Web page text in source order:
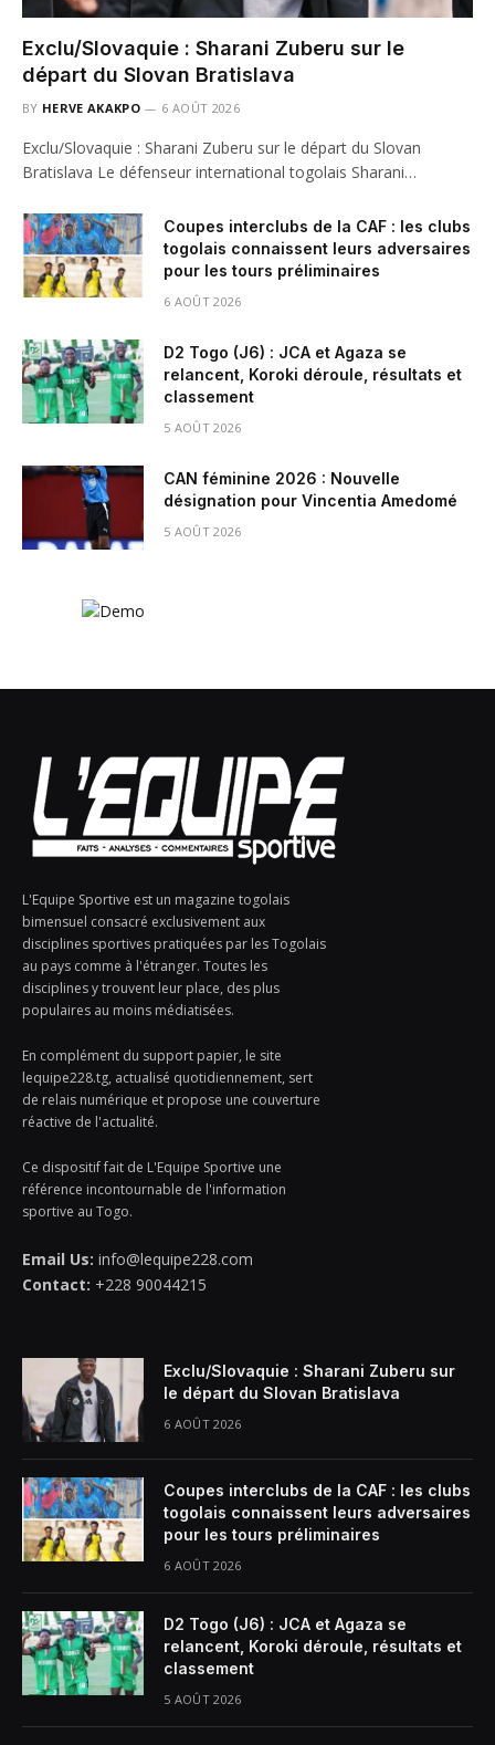
Exclu/Slovaquie : Sharani Zuberu sur le
départ du Slovan Bratislava
BY HERVE AKAKPO 6 AOÛT 2026
Exclu/Slovaquie : Sharani Zuberu sur le départ du Slovan
Bratislava Le défenseur international togolais Sharani…
Coupes interclubs de la CAF : les clubs
togolais connaissent leurs adversaires
pour les tours préliminaires
6 AOÛT 2026
D2 Togo (J6) : JCA et Agaza se
relancent, Koroki déroule, résultats et
classement
5 AOÛT 2026
CAN féminine 2026 : Nouvelle
désignation pour Vincentia Amedomé
5 AOÛT 2026
L'Equipe Sportive est un magazine togolais
bimensuel consacré exclusivement aux
disciplines sportives pratiquées par les Togolais
au pays comme à l'étranger. Toutes les
disciplines y trouvent leur place, des plus
populaires au moins médiatisées.
En complément du support papier, le site
lequipe228.tg, actualisé quotidiennement, sert
de relais numérique et propose une couverture
réactive de l'actualité.
Ce dispositif fait de L'Equipe Sportive une
référence incontournable de l'information
sportive au Togo.
Email Us: info@lequipe228.com
Contact: +228 90044215
Exclu/Slovaquie : Sharani Zuberu sur
le départ du Slovan Bratislava
6 AOÛT 2026
Coupes interclubs de la CAF : les clubs
togolais connaissent leurs adversaires
pour les tours préliminaires
6 AOÛT 2026
D2 Togo (J6) : JCA et Agaza se
relancent, Koroki déroule, résultats et
classement
5 AOÛT 2026